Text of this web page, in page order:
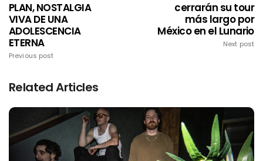
PLAN, NOSTALGIA
VIVA DE UNA
ADOLESCENCIA
ETERNA
Previous post
cerrarán su tour
más largo por
México en el Lunario
Next post
Related Articles